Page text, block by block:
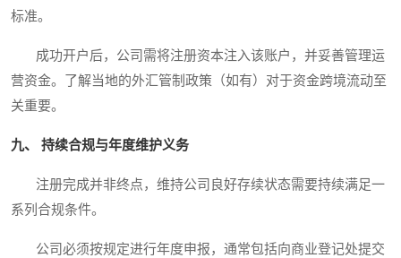
标准。
成功开户后，公司需将注册资本注入该账户，并妥善管理运
营资金。了解当地的外汇管制政策（如有）对于资金跨境流动至
关重要。
九、 持续合规与年度维护义务
注册完成并非终点，维持公司良好存续状态需要持续满足一
系列合规条件。
公司必须按规定进行年度申报，通常包括向商业登记处提交